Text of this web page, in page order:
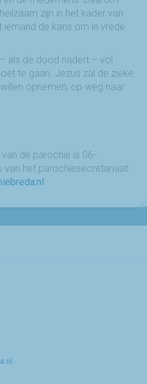
zijn in het kader van
de kans om in vrede
als de dood nadert – vol
te gaan. Jezus zal de zieke
opnemen, op weg naar
de parochie is 06-
van het parochiesecretariaat